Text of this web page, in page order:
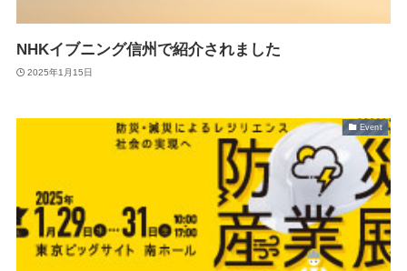
Suveyor-Ⅱ
Suveyor-Ⅲ
外壁点検ソリューション
各種サービス
NHKイブニング信州で紹介されました
2025年1月15日
Event